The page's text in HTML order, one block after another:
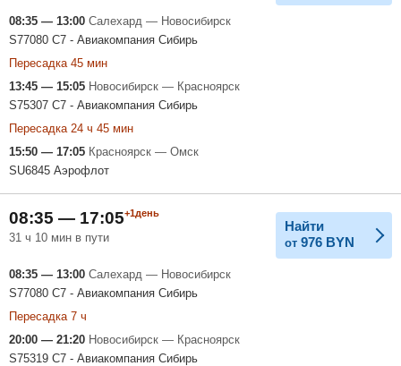
08:35 — 13:00 Салехард — Новосибирск
S77080 С7 - Авиакомпания Сибирь
Пересадка 45 мин
13:45 — 15:05 Новосибирск — Красноярск
S75307 С7 - Авиакомпания Сибирь
Пересадка 24 ч 45 мин
15:50 — 17:05 Красноярск — Омск
SU6845 Аэрофлот
08:35 — 17:05+1день
31 ч 10 мин в пути
Найти
от 976 BYN
08:35 — 13:00 Салехард — Новосибирск
S77080 С7 - Авиакомпания Сибирь
Пересадка 7 ч
20:00 — 21:20 Новосибирск — Красноярск
S75319 С7 - Авиакомпания Сибирь